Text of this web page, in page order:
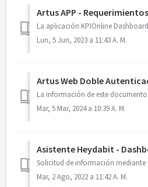
Artus APP -
Lun, 5 Jun, 2023 a 11:43 A. M.
Artus Web Doble
Mar, 5 Mar, 2024 a 10:39 A. M.
Asistente Heydabit -
Mar, 2 Ago, 2022 a 11:42 A. M.